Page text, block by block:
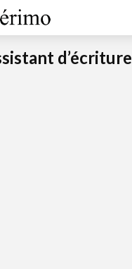
d’écriture